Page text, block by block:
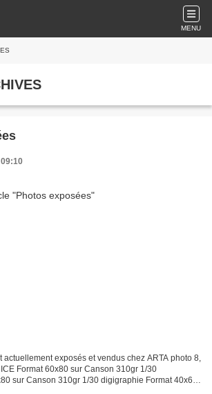
MENU
exposés et vendus chez ARTA photo 8,
Format 60x80 sur Canson 310gr 1/30
sur Canson 310gr 1/30 digigraphie Format 40x60